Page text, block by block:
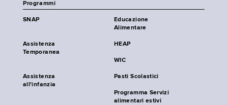
Programmi
SNAP
Educazione
Alimentare
Assistenza
Temporanea
HEAP
WIC
Assistenza
all'infanzia
Pasti Scolastici
Programma Servizi
alimentari estivi